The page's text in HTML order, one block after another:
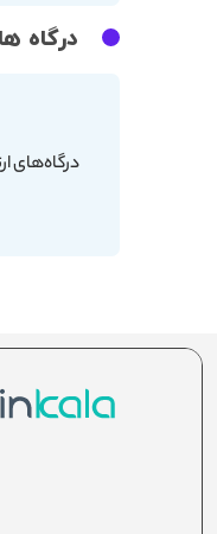
درگاه
درگاه‌های